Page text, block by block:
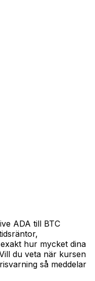
ADA till BTC
hur mycket dina
du veta när kursen
så meddelar